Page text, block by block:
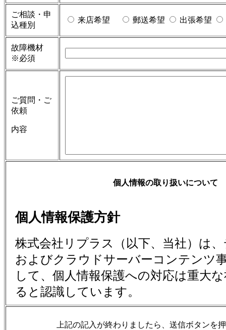
ご相談・申
込種別
来店希望 郵送希望 出張希望
故障機材
※必須
ご質問・ご
依頼
内容
個人情報の取り扱いについて
上記の記入が終わりましたら、送信ボタンを